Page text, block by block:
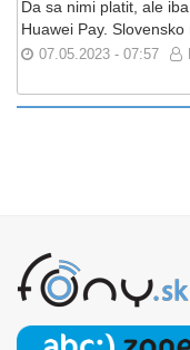
Da sa nimi platit, ale
Huawei Pay.
07.05.2023 - 07:57